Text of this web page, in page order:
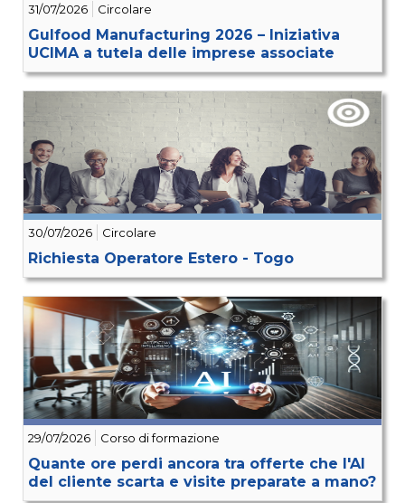
31/07/2026 Circolare
Gulfood Manufacturing 2026 – Iniziativa
UCIMA a tutela delle imprese associate
30/07/2026 Circolare
Richiesta Operatore Estero - Togo
29/07/2026 Corso di formazione
Quante ore perdi ancora tra offerte che l'AI
del cliente scarta e visite preparate a mano?